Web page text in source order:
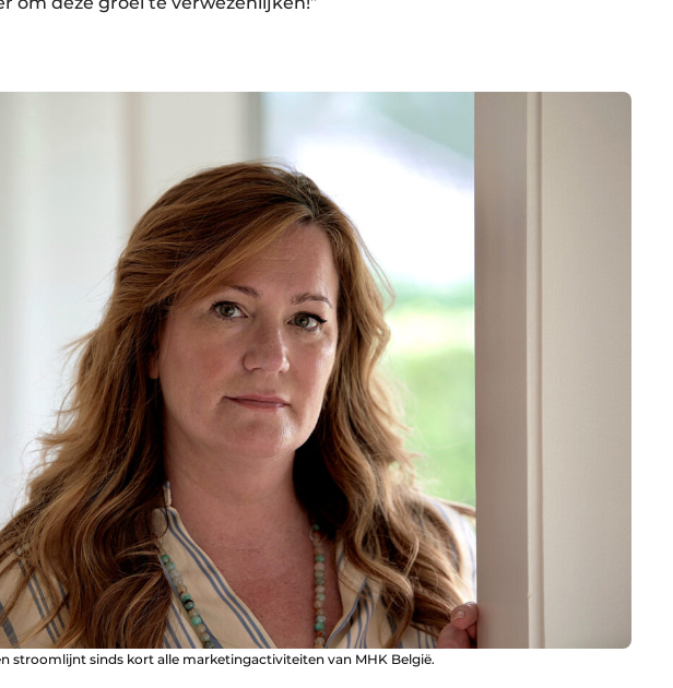
stroomlijnt sinds kort alle marketingactiviteiten van MHK België.